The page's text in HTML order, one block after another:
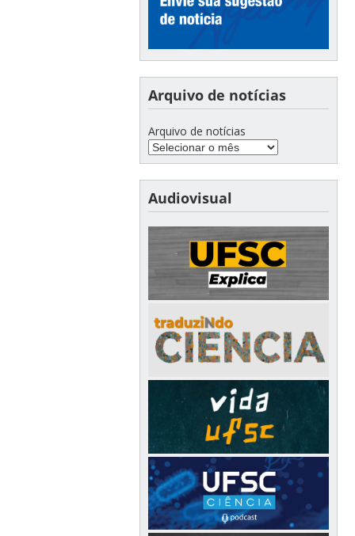
Arquivo de notícias
Arquivo de notícias
Audiovisual